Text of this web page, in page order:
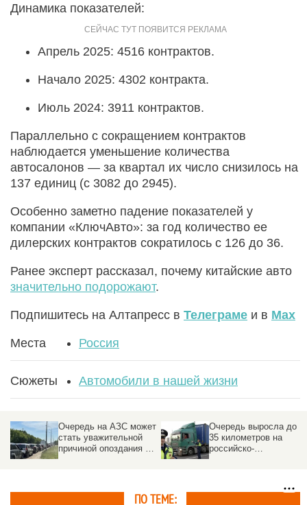
Динамика показателей:
Апрель 2025: 4516 контрактов.
Начало 2025: 4302 контракта.
Июль 2024: 3911 контрактов.
Параллельно с сокращением контрактов
наблюдается уменьшение количества
автосалонов — за квартал их число снизилось на
137 единиц (с 3082 до 2945).
Особенно заметно падение показателей у
компании «КлючАвто»: за год количество ее
дилерских контрактов сократилось с 126 до 36.
Ранее эксперт рассказал, почему китайские авто
значительно подорожают.
Подпишитесь на Алтапресс в Телеграме и в Max
Места Россия
Сюжеты Автомобили в нашей жизни
Очередь на АЗС может
стать уважительной
причиной опоздания на
Очередь выросла до
35 километров на
российско-
ПО ТЕМЕ: